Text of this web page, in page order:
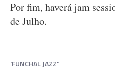
Por fim, haverá jam
de Julho.
'FUNCHAL JAZZ'